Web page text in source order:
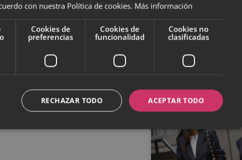
no presenta síntomas,
s. Las bacterias infecciosas van
pene, la vagina, el cérvix, el
se dan casos (menos frecuentes)
por compartir comidas o
Descubre
decoración
para ampliar
espacios
con nuestra Política de cookies. Más información
Cookies de
preferencias
Cookies de
funcionalidad
Cookies no
clasificadas
ACEPTAR TODO
RECHAZAR TODO